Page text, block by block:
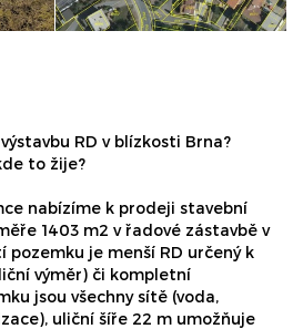
RD v blízkosti Brna?
to žije?
nabízíme k prodeji stavební
1403 m2 v řadové zástavbě v
pozemku je menší RD určený k
výměr) či kompletní
jsou všechny sítě (voda,
uliční šíře 22 m umožňuje